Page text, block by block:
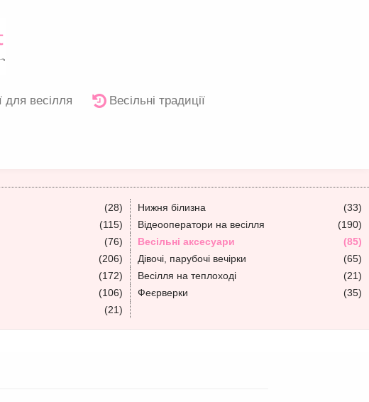
для весілля Весільні традиції
(28) Нижня білизна
(33)
(115) Відеооператори на весілля
(190)
(76) Весільні аксесуари
(85)
(206) Дівочі, парубочі вечірки
(65)
(172) Весілля на теплоході
(21)
(106) Феєрверки
(35)
(21)